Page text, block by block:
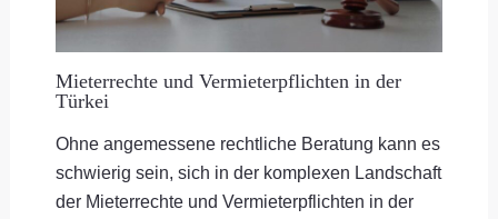
Mieterrechte und Vermieterpflichten in der
Türkei
Ohne angemessene rechtliche Beratung kann es
schwierig sein, sich in der komplexen Landschaft
der Mieterrechte und Vermieterpflichten in der